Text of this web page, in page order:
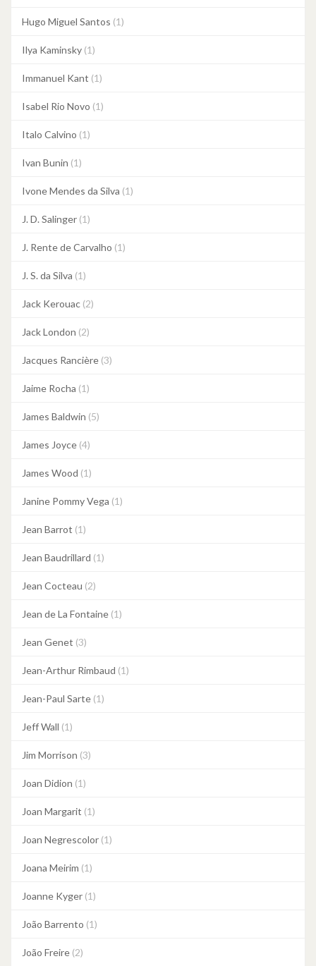
Hugo Miguel Santos (1)
Ilya Kaminsky (1)
Immanuel Kant (1)
Isabel Rio Novo (1)
Italo Calvino (1)
Ivan Bunin (1)
Ivone Mendes da Silva (1)
J. D. Salinger (1)
J. Rente de Carvalho (1)
J. S. da Silva (1)
Jack Kerouac (2)
Jack London (2)
Jacques Rancière (3)
Jaime Rocha (1)
James Baldwin (5)
James Joyce (4)
James Wood (1)
Janine Pommy Vega (1)
Jean Barrot (1)
Jean Baudrillard (1)
Jean Cocteau (2)
Jean de La Fontaine (1)
Jean Genet (3)
Jean-Arthur Rimbaud (1)
Jean-Paul Sarte (1)
Jeff Wall (1)
Jim Morrison (3)
Joan Didion (1)
Joan Margarit (1)
Joan Negrescolor (1)
Joana Meirim (1)
Joanne Kyger (1)
João Barrento (1)
João Freire (2)